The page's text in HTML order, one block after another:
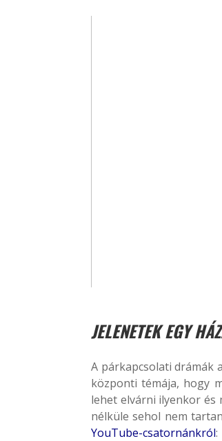
JELENETEK EGY
A párkapcsolati drámák
központi témája, hogy
lehet elvárni ilyenkor és
nélküle sehol nem
YouTube-csatornánkról: